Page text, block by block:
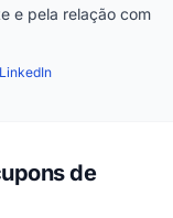
e pela relação com
LinkedIn
de